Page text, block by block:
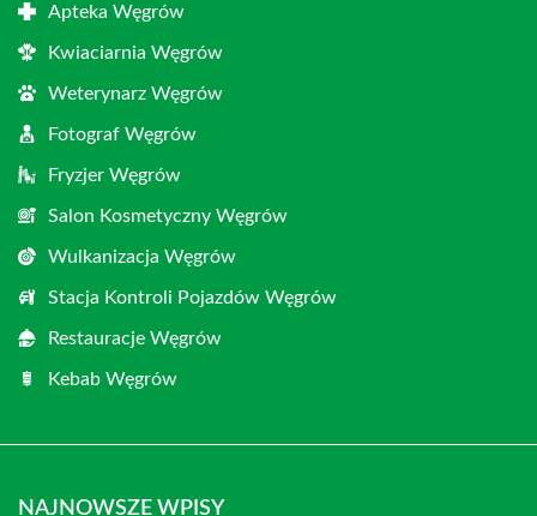
Apteka Węgrów
Kwiaciarnia Węgrów
Weterynarz Węgrów
Fotograf Węgrów
Fryzjer Węgrów
Salon Kosmetyczny Węgrów
Wulkanizacja Węgrów
Stacja Kontroli Pojazdów Węgrów
Restauracje Węgrów
Kebab Węgrów
NAJNOWSZE WPISY